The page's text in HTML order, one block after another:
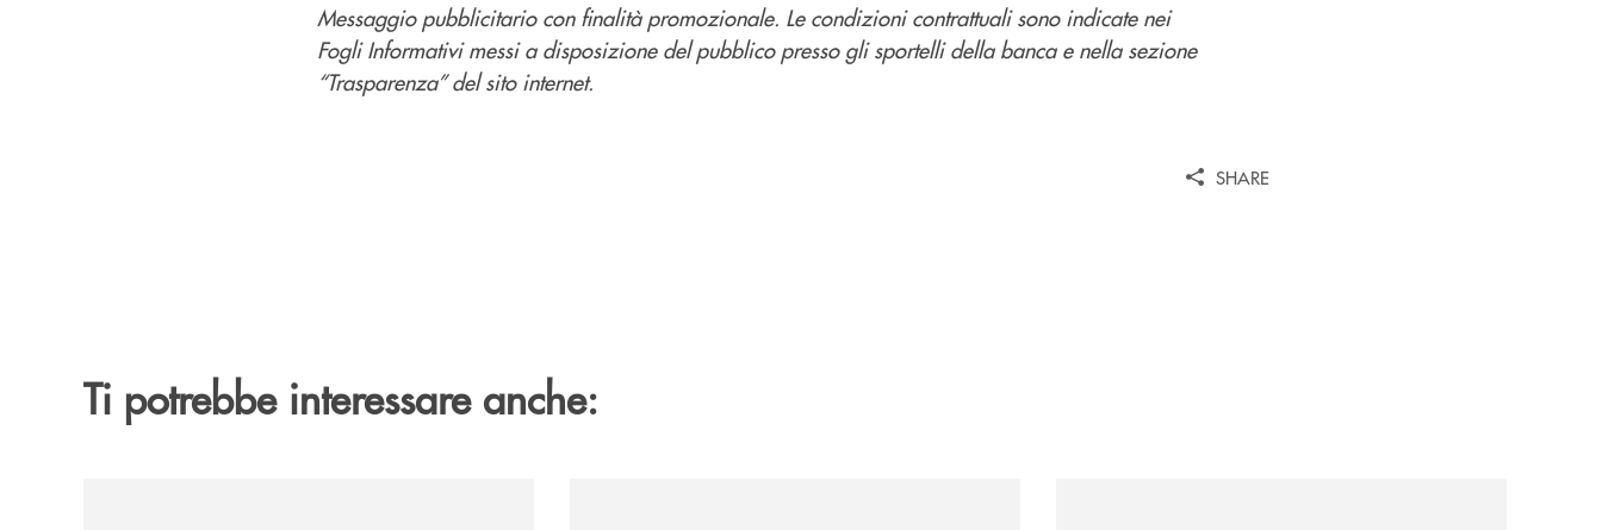
Messaggio pubblicitario con finalità promozionale. Le condizioni contrattuali sono indicate nei
Fogli Informativi messi a disposizione del pubblico presso gli sportelli della banca e nella sezione
“Trasparenza” del sito internet.
SHARE
Ti potrebbe interessare anche: